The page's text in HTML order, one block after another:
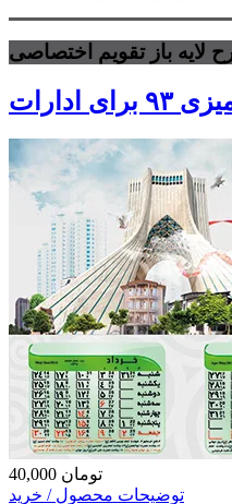
ادارات
40,000 تومان
توضیحات محصول / خرید